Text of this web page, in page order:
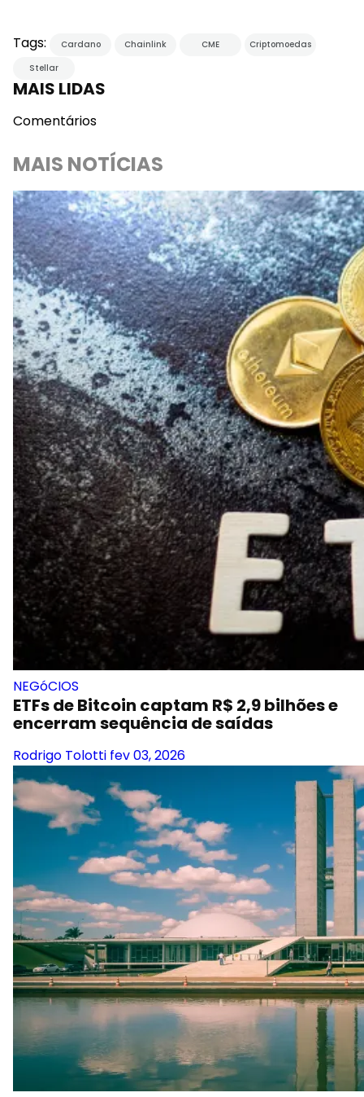
Tags: Cardano Chainlink CME
Criptomoedas
Stellar
MAIS LIDAS
Comentários
MAIS NOTÍCIAS
NEGóCIOS
ETFs de Bitcoin captam R$ 2,9 bilhões e
encerram sequência de saídas
Rodrigo Tolotti fev 03, 2026